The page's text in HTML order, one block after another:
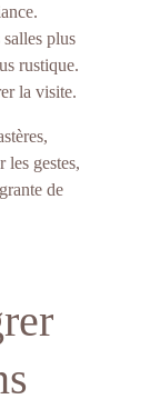
rustique.
la visite.
les gestes,
de